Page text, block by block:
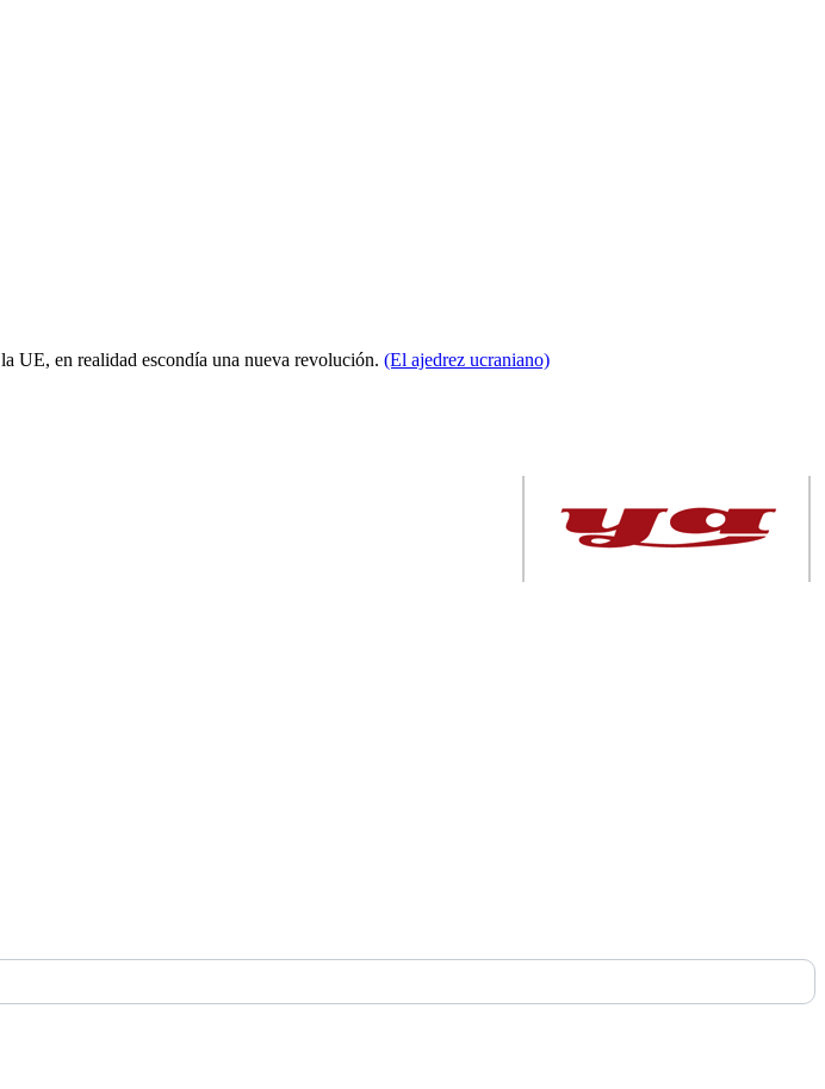
UE, en realidad escondía una nueva revolución. (El ajedrez ucraniano)